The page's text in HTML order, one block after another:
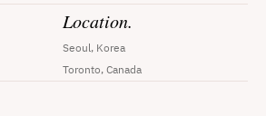
Location.
Seoul, Korea
Toronto, Canada